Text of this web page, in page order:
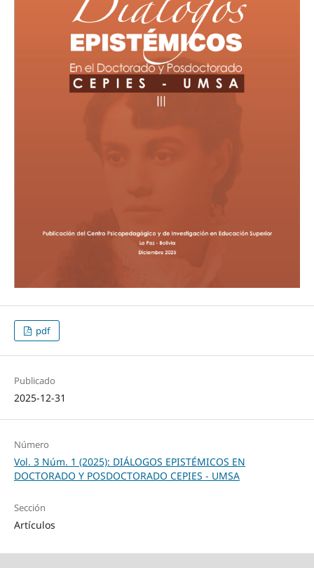
pdf
Publicado
2025-12-31
Número
Vol. 3 Núm. 1 (2025): DIÁLOGOS EPISTÉMICOS EN
DOCTORADO Y POSDOCTORADO CEPIES - UMSA
Sección
Artículos